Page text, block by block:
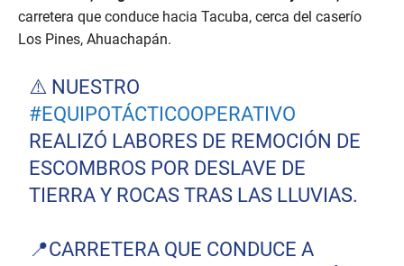
carretera que conduce hacia Tacuba, cerca del caserío
Los Pines, Ahuachapán.
⚠️ NUESTRO
#EQUIPOTÁCTICOOPERATIVO
REALIZÓ LABORES DE REMOCIÓN DE
ESCOMBROS POR DESLAVE DE
TIERRA Y ROCAS TRAS LAS LLUVIAS.
📍CARRETERA QUE CONDUCE A